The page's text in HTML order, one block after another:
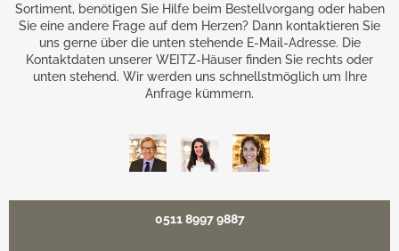
Sortiment, benötigen Sie Hilfe beim Bestellvorgang oder haben
Sie eine andere Frage auf dem Herzen? Dann kontaktieren Sie
uns gerne über die unten stehende E-Mail-Adresse. Die
Kontaktdaten unserer WEITZ-Häuser finden Sie rechts oder
unten stehend. Wir werden uns schnellstmöglich um Ihre
Anfrage kümmern.
0511 8997 9887